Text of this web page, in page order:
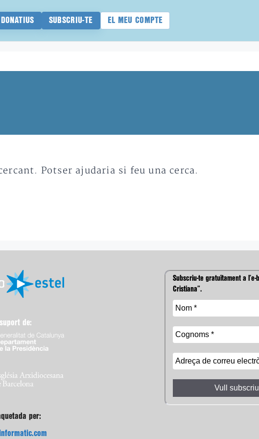
DONATIUS SUBSCRIU-TE EL MEU COMPTE
Potser ajudaria si feu una cerca.
de:
per:
Subscriu-te gratuïtament a l’e-
Cristiana”.